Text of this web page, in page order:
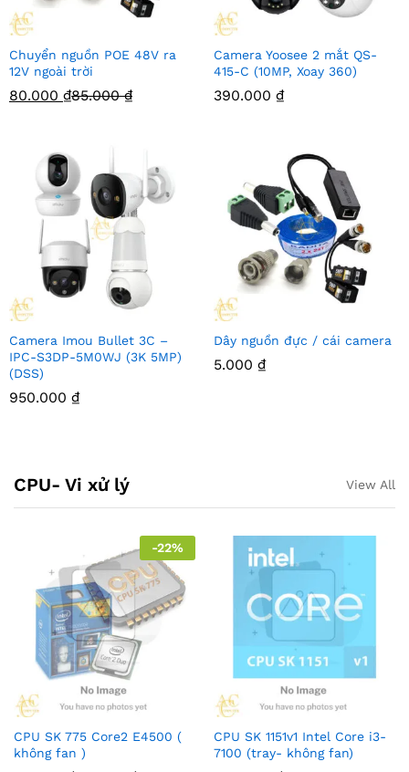
Chuyển nguồn POE 48V ra
12V ngoài trời
80.000 ₫85.000₫
Camera Yoosee 2 mắt QS-
415-C (10MP, Xoay 360)
390.000 ₫
Camera Imou Bullet 3C –
IPC-S3DP-5M0WJ (3K 5MP)
(DSS)
950.000 ₫
Dây nguồn đực / cái camera
5.000 ₫
CPU- Vi xử lý View All
-22%
CPU SK 775 Core2 E4500 (
không fan )
CPU SK 1151v1 Intel Core i3-
7100 (tray- không fan)